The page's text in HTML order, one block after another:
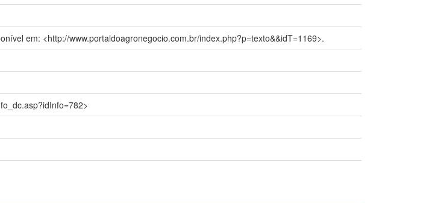
em: <http://www.portaldoagronegocio.com.br/index.php?p=texto&&idT=1169>.